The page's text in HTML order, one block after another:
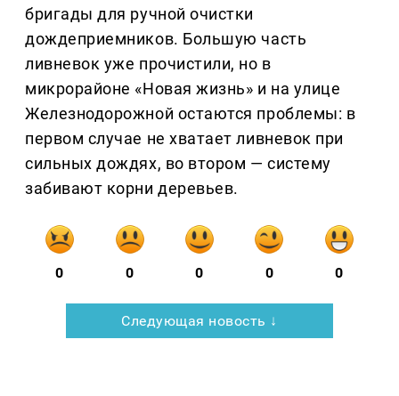
бригады для ручной очистки
дождеприемников. Большую часть
ливневок уже прочистили, но в
микрорайоне «Новая жизнь» и на улице
Железнодорожной остаются проблемы: в
первом случае не хватает ливневок при
сильных дождях, во втором — систему
забивают корни деревьев.
0 0 0 0 0
Следующая новость ↓